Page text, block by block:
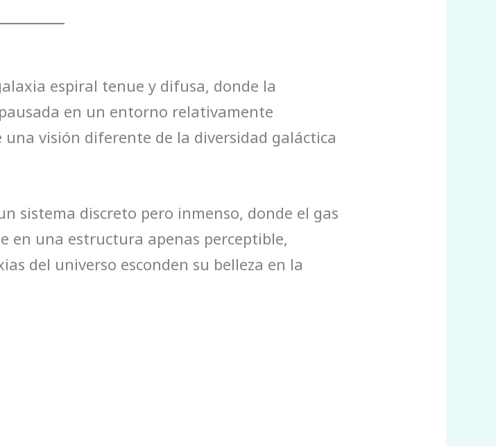
espiral tenue y difusa, donde la
en un entorno relativamente
visión diferente de la diversidad galáctica
sistema discreto pero inmenso, donde el gas
en una estructura apenas perceptible,
del universo esconden su belleza en la